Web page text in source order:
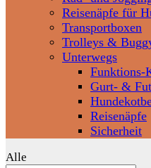
Reisenäpfe für
Transportboxen
Trolleys &
Unterwegs
Funktions-
Gurt- &
Reisenäpfe
Sicherheit
Alle